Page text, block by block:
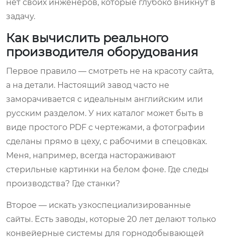
нет своих инженеров, которые глубоко вникнут в
задачу.
Как вычислить реального
производителя оборудования
Первое правило — смотреть не на красоту сайта,
а на детали. Настоящий завод часто не
заморачивается с идеальным английским или
русским разделом. У них каталог может быть в
виде простого PDF с чертежами, а фотографии
сделаны прямо в цеху, с рабочими в спецовках.
Меня, например, всегда настораживают
стерильные картинки на белом фоне. Где следы
производства? Где станки?
Второе — искать узкоспециализированные
сайты. Есть заводы, которые 20 лет делают только
конвейерные системы для горнодобывающей